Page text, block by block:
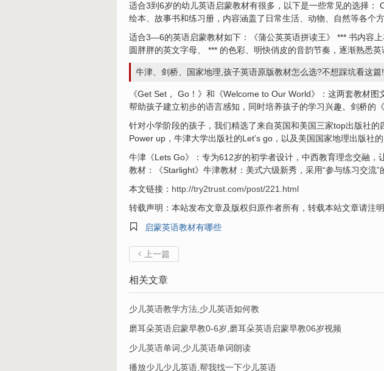
适合3到6岁的幼儿英语启蒙教材有很多，以下是一些常见的选择
绘本、故事书和练习册，内容涵盖了日常生活、动物、自然等各个方
适合3—6的英语启蒙教材如下：《蒲公英英语拼读王》 *** 书内容
圆胖胖的英文字母、 *** 的色彩、明快俏皮的音韵节奏，逐渐熟悉
牛津、剑桥、国家地理,孩子英语原版教材怎么选?不想踩坑看这篇
《Get Set， Go！》和《Welcome to Our World》：这两套教材
帮助孩子建立初步的语言感知，同时培养孩子的学习兴趣。剑桥的
针对小学阶段的孩子，我们精选了来自英国和美国三家top出版社
Power up，牛津大学出版社的Let’s go，以及美国国家地理出版社的
牛津《Lets Go》：专为612岁的初学者设计，中西教育理念交融
教材：《Starlight》牛津教材：美式六级新秀，采用“参与练习交流
本文链接： http://try2trust.com/post/221.html
转载声明：本站发布文章及版权归原作者所有，转载本站文章请注明

启蒙英语教材有哪些
 上一篇
相关文章
少儿英语教学方法,少儿英语如何教
磨耳朵英语启蒙早教0-6岁,磨耳朵英语启蒙早教06岁视频
少儿英语单词,少儿英语单词朗读
播放少儿少儿英语,帮我找一下少儿英语